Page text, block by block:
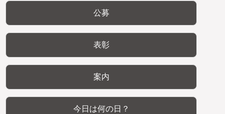
公募
表彰
案内
今日は何の日？